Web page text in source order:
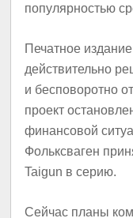
популярностью
Печатное
действительно
и бесповоротно
проект
финансовой
Фольксваген
Taigun в серию.
Сейчас планы